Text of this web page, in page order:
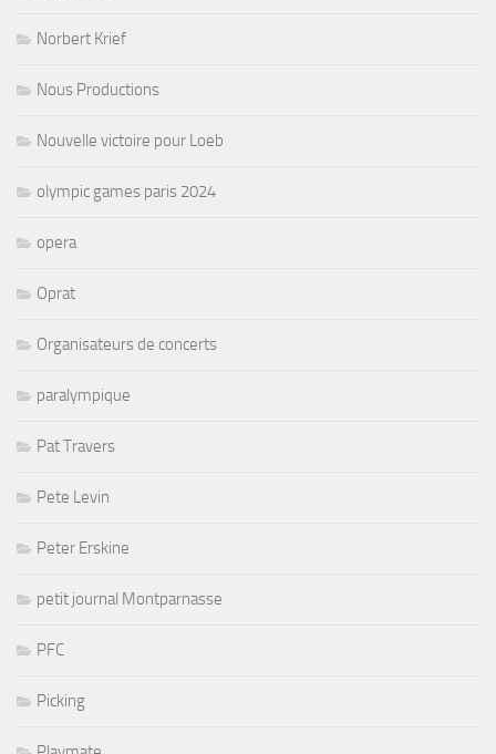
Norbert Krief
Nous Productions
Nouvelle victoire pour Loeb
olympic games paris 2024
opera
Oprat
Organisateurs de concerts
paralympique
Pat Travers
Pete Levin
Peter Erskine
petit journal Montparnasse
PFC
Picking